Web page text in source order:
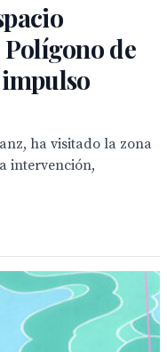
de
ha visitado la zona
intervención,